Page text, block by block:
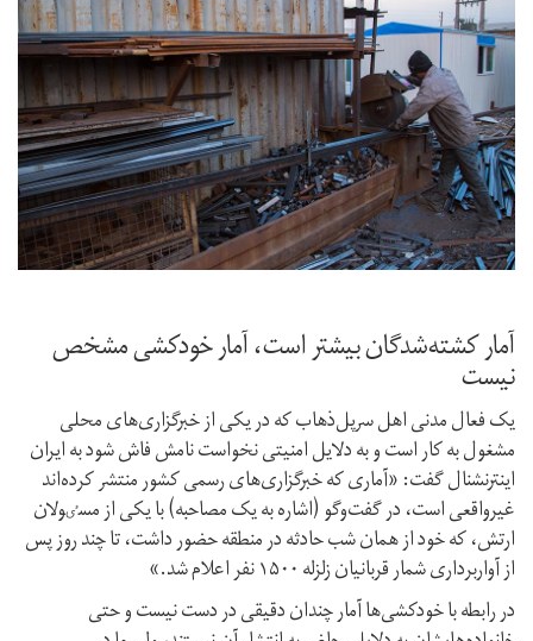
آمار کشته‌‌شدگان بیشتر است، آمار خودکشی مشخص
نیست
یک فعال مدنی اهل سرپل‌ذهاب که در یکی از خبرگزاری‌های محلی
مشغول به کار است و به دلایل امنیتی نخواست نامش فاش شود به ایران
اینترنشنال گفت: «آماری که خبرگزاری‌های رسمی کشور منتشر کرده‌اند
غیرواقعی است، در گفت‌و‌گو (اشاره به یک مصاحبه) با یکی از مسٸولان
ارتش، که خود از همان شب حادثه در منطقه حضور داشت، تا چند روز پس
از آواربرداری شمار قربانیان زلزله‌ ۱۵۰۰ نفر اعلام شد.»
در رابطه با خودکشی‌ها آمار چندان دقیقی در دست نیست و حتی